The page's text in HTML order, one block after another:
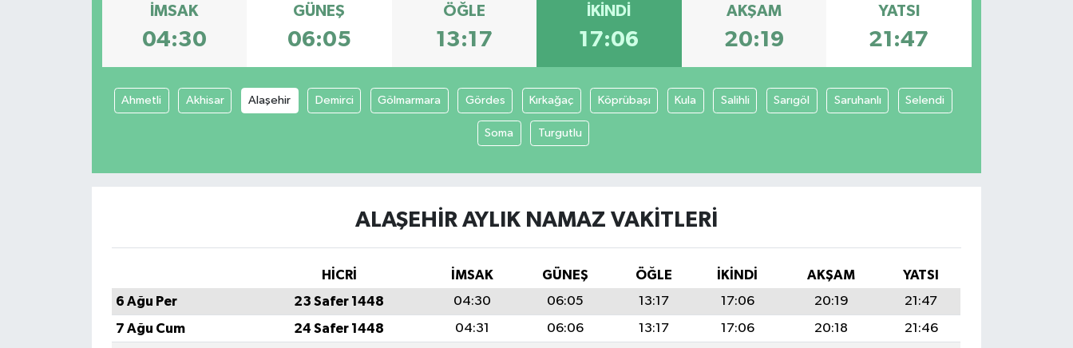
İMSAK
04:30
GÜNEŞ
06:05
ÖĞLE
13:17
İKINDI
17:06
AKŞAM
20:19
YATSI
21:47
Ahmetli Akhisar Alaşehir Demirci Gölmarmara Gördes Kırkağaç Köprübaşı Kula Salihli Sarıgöl Saruhanlı Selendi
Soma Turgutlu
ALAŞEHIR AYLIK NAMAZ VAKITLERI
HİCRİ İMSAK GÜNEŞ ÖĞLE İKINDI AKŞAM
YATSI
6 Ağu Per
23 Safer 1448 04:30 06:05 13:17 17:06 20:19
21:47
7 Ağu Cum
24 Safer 1448 04:31 06:06 13:17 17:06 20:18
21:46
Bilim veTeknoloji
Günün Haberleri